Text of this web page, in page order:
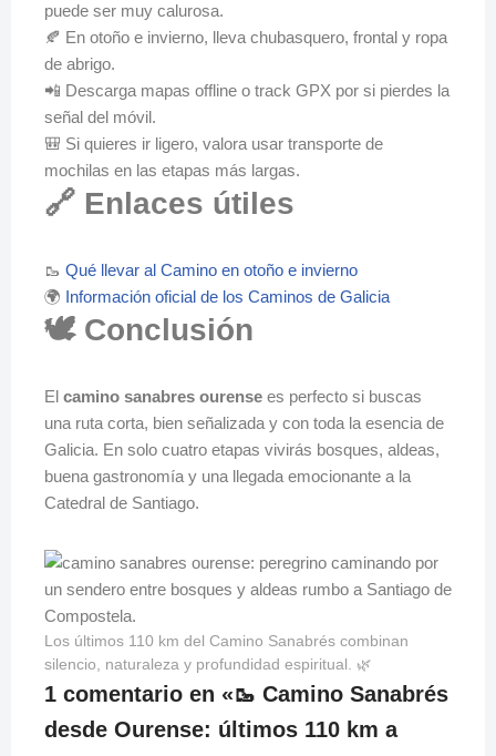
puede ser muy calurosa.
🍂 En otoño e invierno, lleva chubasquero, frontal y ropa
de abrigo.
📲 Descarga mapas offline o track GPX por si pierdes la
señal del móvil.
🎒 Si quieres ir ligero, valora usar transporte de
mochilas en las etapas más largas.
🔗 Enlaces útiles
🥾 Qué llevar al Camino en otoño e invierno
🌍 Información oficial de los Caminos de Galicia
🕊️ Conclusión
El camino sanabres ourense es perfecto si buscas
una ruta corta, bien señalizada y con toda la esencia de
Galicia. En solo cuatro etapas vivirás bosques, aldeas,
buena gastronomía y una llegada emocionante a la
Catedral de Santiago.
Los últimos 110 km del Camino Sanabrés combinan
silencio, naturaleza y profundidad espiritual. 🌿
1 comentario en «🥾 Camino Sanabrés
desde Ourense: últimos 110 km a